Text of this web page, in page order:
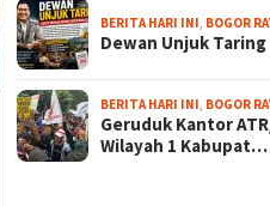
BERITA HARI INI BOGOR
Dewan Unjuk Taring
BERITA HARI INI BOGOR
Geruduk Kantor
Wilayah 1 Kabupat…